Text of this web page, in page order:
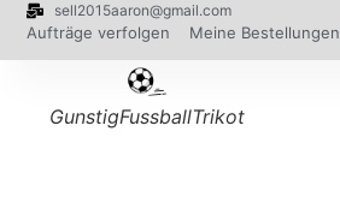
sell2015aaron@gmail.com
Aufträge verfolgen Meine Bestellungen
GunstigFussballTrikot